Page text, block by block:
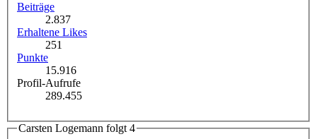
Beiträge
2.837
Erhaltene Likes
251
Punkte
15.916
Profil-Aufrufe
289.455
Carsten Logemann folgt 4